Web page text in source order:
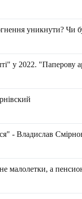
уникнути? Чи
у 2022. "Паперову
- Владислав
малолетки, а